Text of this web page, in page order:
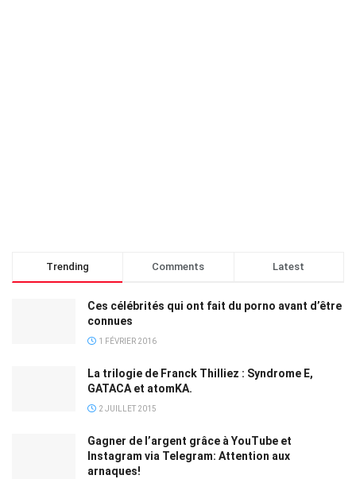
Trending Comments Latest
Ces célébrités qui ont fait du porno avant d’être
connues
1 FÉVRIER 2016
La trilogie de Franck Thilliez : Syndrome E,
GATACA et atomKA.
2 JUILLET 2015
Gagner de l’argent grâce à YouTube et
Instagram via Telegram: Attention aux
arnaques!